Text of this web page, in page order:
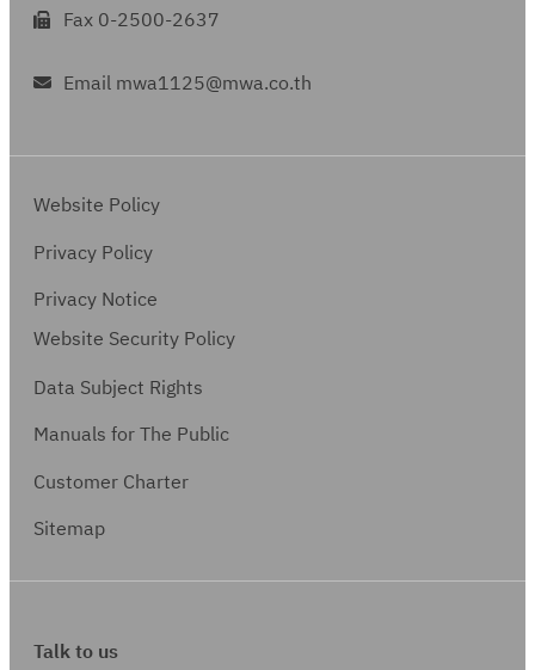
Fax 0-2500-2637
Email mwa1125@mwa.co.th
Website Policy
Privacy Policy
Privacy Notice
Website Security Policy
Data Subject Rights
Manuals for The Public
Customer Charter
Sitemap
Talk to us